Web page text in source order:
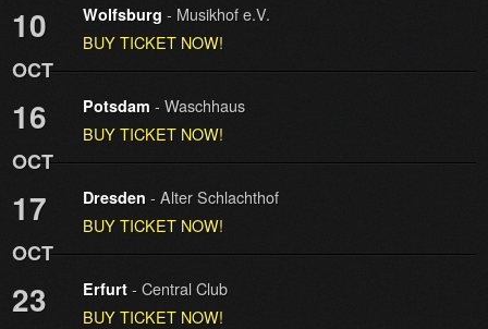
10
OCT
Wolfsburg - Musikhof e.V.
BUY TICKET NOW!
16
OCT
Potsdam - Waschhaus
BUY TICKET NOW!
17
OCT
Dresden - Alter Schlachthof
BUY TICKET NOW!
23 Erfurt - Central Club
BUY TICKET NOW!